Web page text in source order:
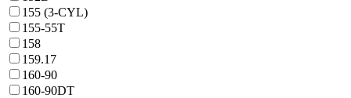
155 (3-CYL)
155-55T
158
159.17
160-90
160-90DT